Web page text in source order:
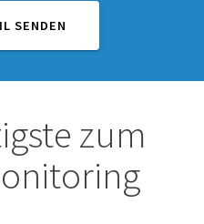
SENDEN
zum